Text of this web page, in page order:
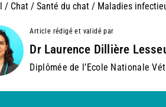
/ Chat/ Santé du chat/ Maladies
Article rédigé et validé par
Dr Laurence Dillière
Diplômée de l’Ecole Nationale